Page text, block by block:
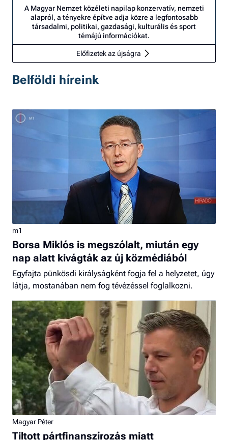
A Magyar Nemzet közéleti napilap konzervatív, nemzeti
alapról, a tényekre építve adja közre a legfontosabb
társadalmi, politikai, gazdasági, kulturális és sport
témájú információkat.
Előfizetek az újságra
Belföldi híreink
m1
Borsa Miklós is megszólalt, miután egy
nap alatt kivágták az új közmédiából
Egyfajta pünkösdi királyságként fogja fel a helyzetet, úgy
látja, mostanában nem fog tévézéssel foglalkozni.
Magyar Péter
Tiltott pártfinanszírozás miatt